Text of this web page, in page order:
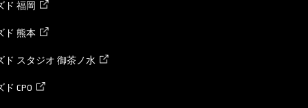
ド 福岡
ド 熊本
ド スタジオ 御茶ノ水
CPO